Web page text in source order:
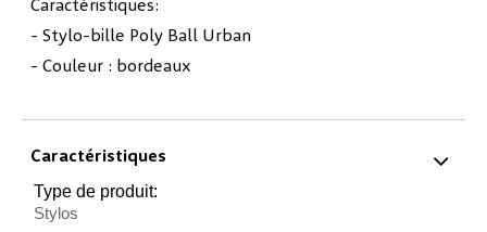
Caractéristiques:
- Stylo-bille Poly Ball Urban
- Couleur : bordeaux
Caractéristiques
Type de produit:
Stylos